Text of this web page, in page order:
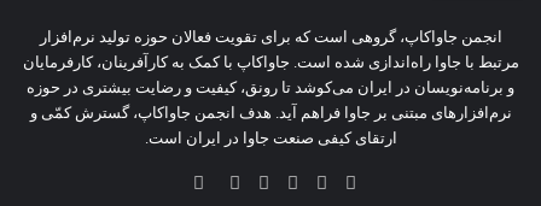
انجمن جاواکاپ، گروهی است که برای تقویت فعالان حوزه‌ تولید نرم‌افزار
مرتبط با جاوا راه‌اندازی شده است. جاواکاپ با کمک به کارآفرینان، کارفرمایان
و برنامه‌نویسان در ایران می‌کوشد تا رونق، کیفیت و رضایت بیشتری در حوزه‌
نرم‌افزارهای مبتنی بر جاوا فراهم آید. هدف انجمن جاواکاپ، گسترش کمّی و
ارتقای کیفی صنعت جاوا در ایران است.